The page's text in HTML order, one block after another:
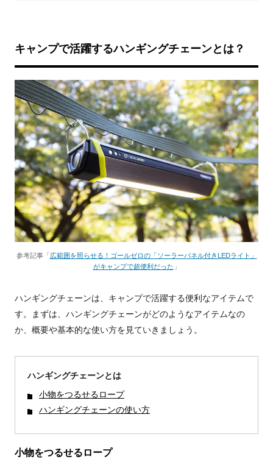
キャンプで活躍するハンギングチェーンとは？
参考記事「広範囲を照らせる！ゴールゼロの「ソーラーパネル付きLEDライト」
がキャンプで超便利だった 」
ハンギングチェーンは、キャンプで活躍する便利なアイテムで
す。まずは、ハンギングチェーンがどのようなアイテムなの
か、概要や基本的な使い方を見ていきましょう。
ハンギングチェーンとは
小物をつるせるロープ
ハンギングチェーンの使い方
小物をつるせるロープ